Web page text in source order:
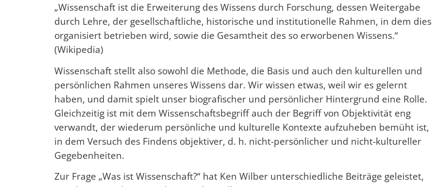
„Wissenschaft ist die Erweiterung des Wissens durch Forschung, dessen Weitergabe
durch Lehre, der gesellschaftliche, historische und institutionelle Rahmen, in dem dies
organisiert betrieben wird, sowie die Gesamtheit des so erworbenen Wissens.“
(Wikipedia)
Wissenschaft stellt also sowohl die Methode, die Basis und auch den kulturellen und
persönlichen Rahmen unseres Wissens dar. Wir wissen etwas, weil wir es gelernt
haben, und damit spielt unser biografischer und persönlicher Hintergrund eine Rolle.
Gleichzeitig ist mit dem Wissenschaftsbegriff auch der Begriff von Objektivität eng
verwandt, der wiederum persönliche und kulturelle Kontexte aufzuheben bemüht ist,
in dem Versuch des Findens objektiver, d. h. nicht-persönlicher und nicht-kultureller
Gegebenheiten.
Zur Frage „Was ist Wissenschaft?“ hat Ken Wilber unterschiedliche Beiträge geleistet,